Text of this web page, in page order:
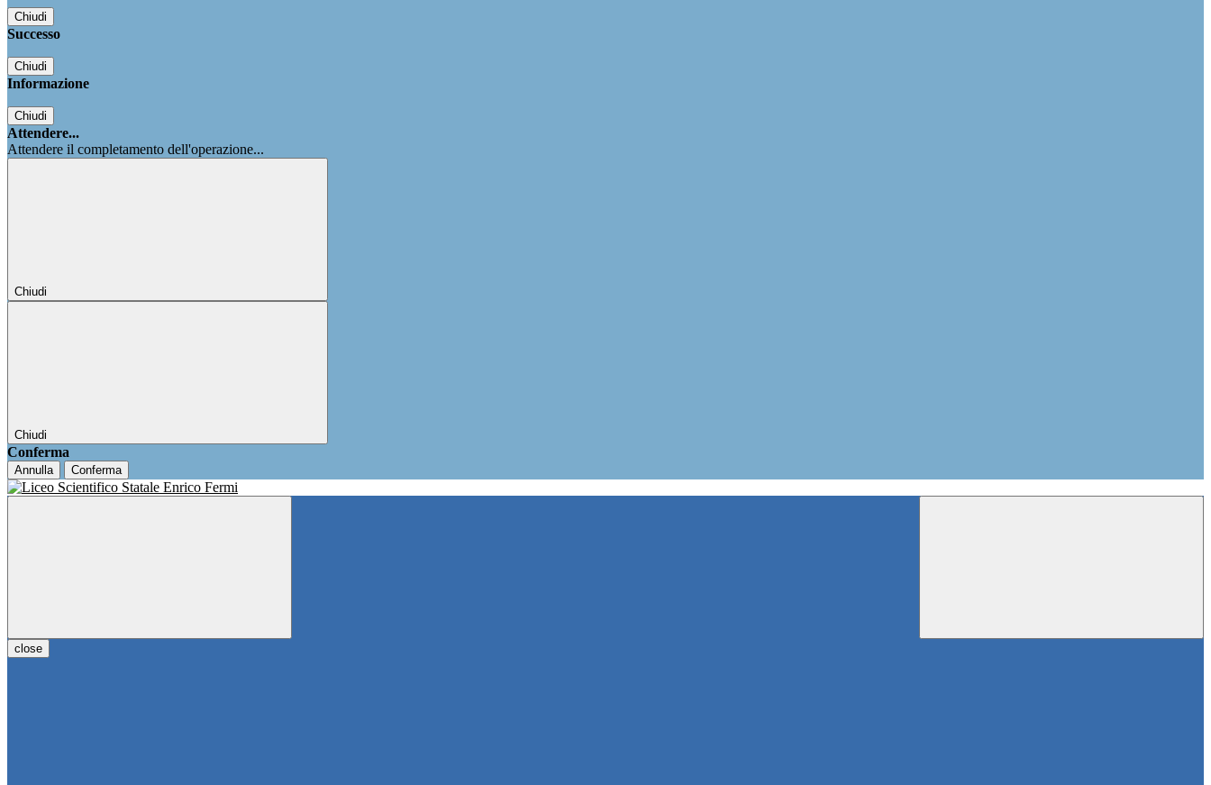
Chiudi
Successo
Chiudi
Informazione
Chiudi
Attendere...
Attendere il completamento dell'operazione...
Chiudi
Chiudi
Conferma
Annulla Conferma
close